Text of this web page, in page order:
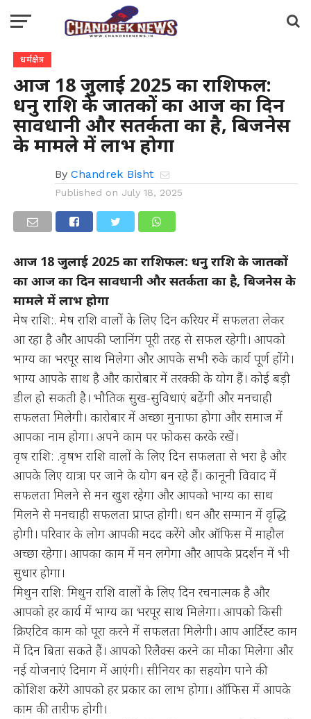
धर्मक्षेत्र
आज 18 जुलाई 2025 का राशिफल:
धनु राशि के जातकों का आज का दिन
सावधानी और सतर्कता का है, बिजनेस
के मामले में लाभ होगा
By Chandrek Bisht
Published on July 18, 2025
आज 18 जुलाई 2025 का राशिफल: धनु राशि के जातकों
का आज का दिन सावधानी और सतर्कता का है, बिजनेस के
मामले में लाभ होगा
मेष राशि:. मेष राशि वालों के लिए दिन करियर में सफलता लेकर
आ रहा है और आपकी प्लानिंग पूरी तरह से सफल रहेगी। आपको
भाग्‍य का भरपूर साथ मिलेगा और आपके सभी रुके कार्य पूर्ण होंगे।
भाग्य आपके साथ है और कारोबार में तरक्की के योग हैं। कोई बड़ी
डील हो सकती है। भौतिक सुख-सुविधाएं बढ़ेंगी और मनचाही
सफलता मिलेगी। कारोबार में अच्छा मुनाफा होगा और समाज में
आपका नाम होगा। अपने काम पर फोकस करके रखें।
वृष राशि: .वृषभ राशि वालों के लिए दिन सफलता से भरा है और
आपके लिए यात्रा पर जाने के योग बन रहे हैं। कानूनी विवाद में
सफलता मिलने से मन खुश रहेगा और आपको भाग्‍य का साथ
मिलने से मनचाही सफलता प्राप्त होगी। धन और सम्मान में वृद्धि
होगी। परिवार के लोग आपकी मदद करेंगे और ऑफिस में माहौल
अच्छा रहेगा। आपका काम में मन लगेगा और आपके प्रदर्शन में भी
सुधार होगा।
मिथुन राशि: मिथुन राशि वालों के लिए दिन रचनात्मक है और
आपको हर कार्य में भाग्य का भरपूर साथ मिलेगा। आपको किसी
क्रिएटिव काम को पूरा करने में सफलता मिलेगी। आप आर्टिस्ट काम
में दिन बिता सकते हैं। आपको रिलैक्स करने का मौका मिलेगा और
नई योजनाएं दिमाग में आएंगी। सीनियर का सहयोग पाने की
कोशिश करेंगे आपको हर प्रकार का लाभ होगा। ऑफिस में आपके
काम की तारीफ होगी।